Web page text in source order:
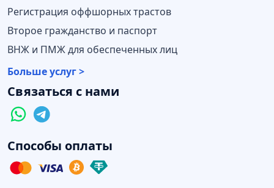
Регистрация оффшорных трастов
Второе гражданство и паспорт
ВНЖ и ПМЖ для обеспеченных лиц
Больше услуг >
Связаться с нами
Способы оплаты